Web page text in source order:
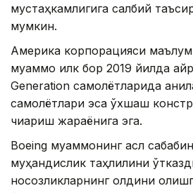
мустаҳкамлигига салбий
мумкин.
Америка корпорацияси маълум
муаммо илк бор 2019 йилда
Generation самолётларида
самолётлари эса ўхшаш
чиқариш жараёнига эга.
Boeing муаммонинг асл
муҳандислик таҳлилини
носозликларнинг олдини